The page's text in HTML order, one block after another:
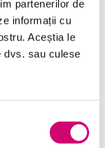
partenerilor de
informații cu
Aceștia le
dvs. sau culese